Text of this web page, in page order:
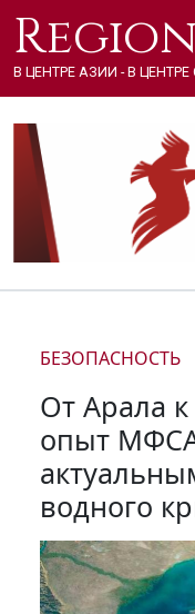
В ЦЕНТРЕ АЗИИ - В
БЕЗОПАСНОСТЬ
От Арала
опыт МФСА
водного